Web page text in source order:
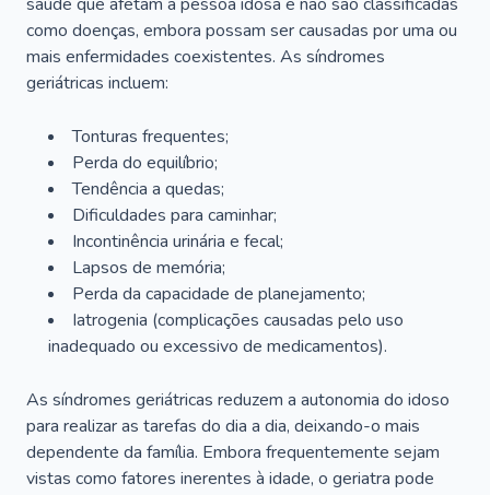
como doenças, embora possam ser causadas por uma ou
mais enfermidades coexistentes. As síndromes
geriátricas incluem:
Tonturas frequentes;
Perda do equilíbrio;
Tendência a quedas;
Dificuldades para caminhar;
Incontinência urinária e fecal;
Lapsos de memória;
Perda da capacidade de planejamento;
Iatrogenia (complicações causadas pelo uso
inadequado ou excessivo de medicamentos).
As síndromes geriátricas reduzem a autonomia do idoso
para realizar as tarefas do dia a dia, deixando-o mais
dependente da família. Embora frequentemente sejam
vistas como fatores inerentes à idade, o geriatra pode